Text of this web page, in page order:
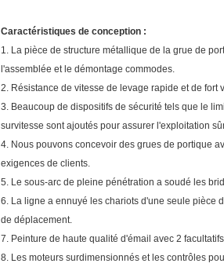
Caractéristiques de conception :
1. La pièce de structure métallique de la grue de
l'assemblée et le démontage commodes.
2. Résistance de vitesse de levage rapide et de fort
3. Beaucoup de dispositifs de sécurité tels que le
survitesse sont ajoutés pour assurer l'exploitation
4. Nous pouvons concevoir des grues de portique
exigences de clients.
5. Le sous-arc de pleine pénétration a soudé les
6. La ligne a ennuyé les chariots d'une seule pièce
de déplacement.
7. Peinture de haute qualité d'émail avec 2
8. Les moteurs surdimensionnés et les contrôles